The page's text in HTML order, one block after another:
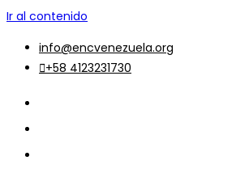
Ir al contenido
info@encvenezuela.org
+58 4123231730